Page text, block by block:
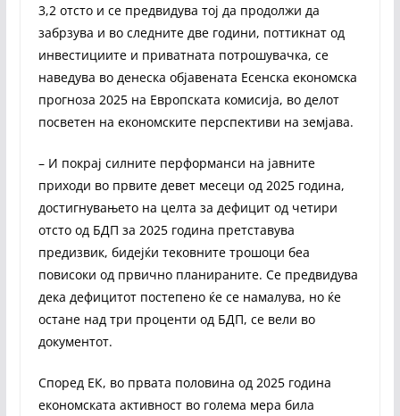
3,2 отсто и се предвидува тој да продолжи да
забрзува и во следните две години, поттикнат од
инвестициите и приватната потрошувачка, се
наведува во денеска објавената Есенска економска
прогноза 2025 на Европската комисија, во делот
посветен на економските перспективи на земјава.
– И покрај силните перформанси на јавните
приходи во првите девет месеци од 2025 година,
достигнувањето на целта за дефицит од четири
отсто од БДП за 2025 година претставува
предизвик, бидејќи тековните трошоци беа
повисоки од првично планираните. Се предвидува
дека дефицитот постепено ќе се намалува, но ќе
остане над три проценти од БДП, се вели во
документот.
Според ЕК, во првата половина од 2025 година
економската активност во голема мера била